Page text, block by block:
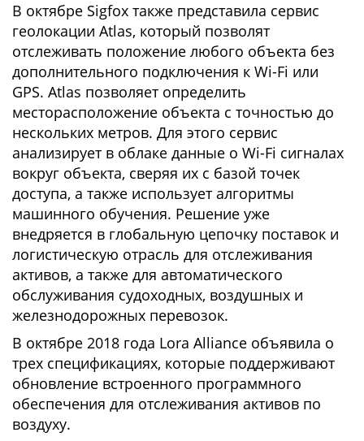
В октябре Sigfox также представила сервис
геолокации Atlas, который позволят
отслеживать положение любого объекта без
дополнительного подключения к Wi-Fi или
GPS. Atlas позволяет определить
месторасположение объекта с точностью до
нескольких метров. Для этого сервис
анализирует в облаке данные о Wi-Fi сигналах
вокруг объекта, сверяя их с базой точек
доступа, а также использует алгоритмы
машинного обучения. Решение уже
внедряется в глобальную цепочку поставок и
логистическую отрасль для отслеживания
активов, а также для автоматического
обслуживания судоходных, воздушных и
железнодорожных перевозок.
В октябре 2018 года Lora Alliance объявила о
трех спецификациях, которые поддерживают
обновление встроенного программного
обеспечения для отслеживания активов по
воздуху.